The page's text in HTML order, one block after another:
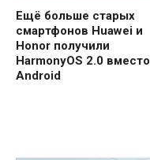
Ещё больше старых
смартфонов Huawei и
Honor получили
HarmonyOS 2.0 вместо
Android